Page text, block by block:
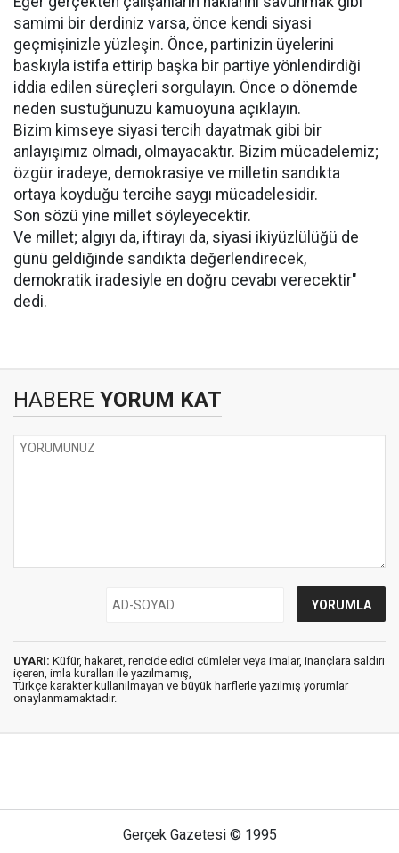
samimi bir derdiniz varsa, önce kendi siyasi
geçmişinizle yüzleşin. Önce, partinizin üyelerini
baskıyla istifa ettirip başka bir partiye yönlendirdiği
iddia edilen süreçleri sorgulayın. Önce o dönemde
neden sustuğunuzu kamuoyuna açıklayın.
Bizim kimseye siyasi tercih dayatmak gibi bir
anlayışımız olmadı, olmayacaktır. Bizim mücadelemiz;
özgür iradeye, demokrasiye ve milletin sandıkta
ortaya koyduğu tercihe saygı mücadelesidir.
Son sözü yine millet söyleyecektir.
Ve millet; algıyı da, iftirayı da, siyasi ikiyüzlülüğü de
günü geldiğinde sandıkta değerlendirecek,
demokratik iradesiyle en doğru cevabı verecektir"
dedi.
HABERE YORUM KAT
UYARI: Küfür, hakaret, rencide edici cümleler veya imalar, inançlara saldırı
içeren, imla kuralları ile yazılmamış,
Türkçe karakter kullanılmayan ve büyük harflerle yazılmış yorumlar
onaylanmamaktadır.
Gerçek Gazetesi © 1995